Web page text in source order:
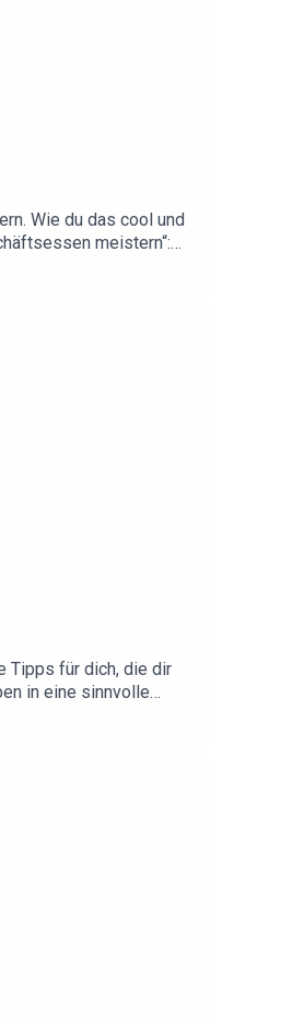
Wie du das cool und
meistern“:
karriere-
Tipps für dich, die dir
in eine sinnvolle
Infos